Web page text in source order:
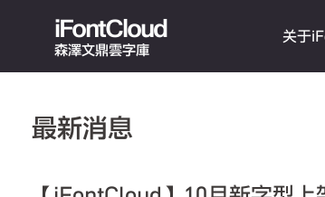
iFontCloud
森澤文鼎雲字庫
关于
最新消息